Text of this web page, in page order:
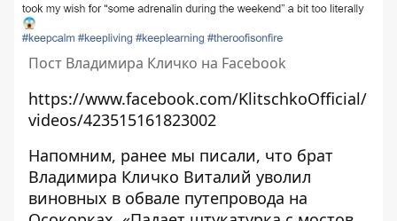
Пост Владимира Кличко на Facebook
https://www.facebook.com/KlitschkoOfficial/
videos/423515161823002
Напомним, ранее мы писали, что брат
Владимира Кличко Виталий уволил
виновных в обвале путепровода на